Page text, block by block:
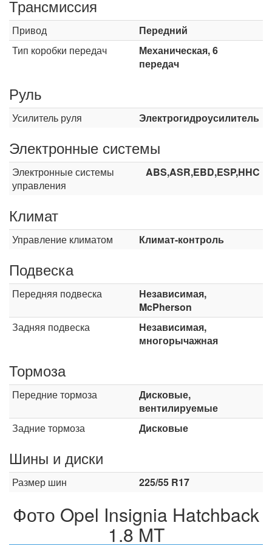
Трансмиссия
Привод
Передний
Тип коробки передач
Механическая, 6
передач
Руль
Усилитель руля Электрогидроусилитель
Электронные системы
Электронные системы
управления
ABS,ASR,EBD,ESP,HHC
Климат
Управление климатом Климат-контроль
Подвеска
Передняя подвеска
Независимая,
McPherson
Задняя подвеска
Независимая,
многорычажная
Тормоза
Передние тормоза
Дисковые,
вентилируемые
Задние тормоза
Дисковые
Шины и диски
Размер шин 225/55 R17
Фото Opel Insignia Hatchback
1.8 MT